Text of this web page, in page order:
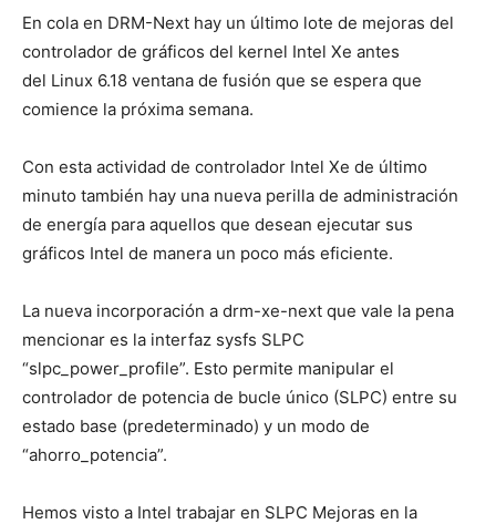
En cola en DRM-Next hay un último lote de mejoras del
controlador de gráficos del kernel Intel Xe antes
del Linux 6.18 ventana de fusión que se espera que
comience la próxima semana.
Con esta actividad de controlador Intel Xe de último
minuto también hay una nueva perilla de administración
de energía para aquellos que desean ejecutar sus
gráficos Intel de manera un poco más eficiente.
La nueva incorporación a drm-xe-next que vale la pena
mencionar es la interfaz sysfs SLPC
“slpc_power_profile”. Esto permite manipular el
controlador de potencia de bucle único (SLPC) entre su
estado base (predeterminado) y un modo de
“ahorro_potencia”.
Hemos visto a Intel trabajar en SLPC Mejoras en la